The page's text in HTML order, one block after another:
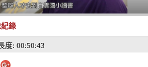
錄
度: 00:50:43